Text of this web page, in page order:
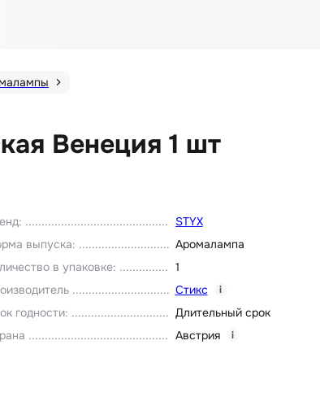
Венеция 1 шт
:
STYX
выпуска:
Аромалампа
в упаковке:
1
Стикс i
годности:
Длительный срок
Австрия i